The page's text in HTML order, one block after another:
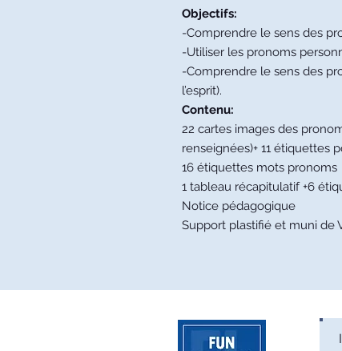
Objectifs:
-Comprendre le sens des
-Utiliser les pronoms
-Comprendre le sens des
l’esprit).
Contenu:
22 cartes images des
renseignées)+ 11 étiquettes
16 étiquettes mots pronoms
1 tableau récapitulatif +6
Notice pédagogique
Support plastifié et muni de